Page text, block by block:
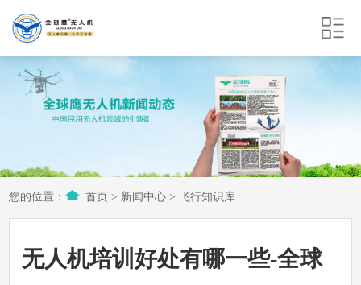
您的位置： 首页 > 新闻中心 > 飞行知识库
无人机培训好处有哪一些-全球